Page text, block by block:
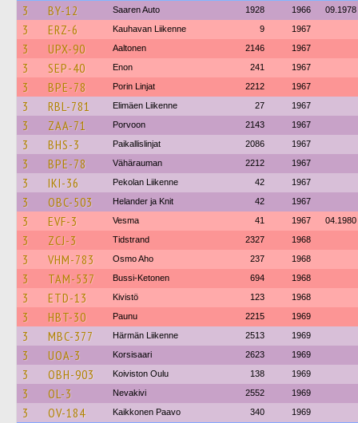
3 BY-12 Saaren Auto 1928 1966 09.1978
3 ERZ-6 Kauhavan Liikenne 9 1967
3 UPX-90 Aaltonen 2146 1967
3 SEP-40 Enon 241 1967
3 BPE-78 Porin Linjat 2212 1967
3 RBL-781 Elimäen Liikenne 27 1967
3 ZAA-71 Porvoon 2143 1967
3 BHS-3 Paikallislinjat 2086 1967
3 BPE-78 Vähärauman 2212 1967
3 IKI-36 Pekolan Liikenne 42 1967
3 OBC-503 Helander ja Knit 42 1967
3 EVF-3 Vesma 41 1967 04.1980
3 ZCJ-3 Tidstrand 2327 1968
3 VHM-783 Osmo Aho 237 1968
3 TAM-537 Bussi-Ketonen 694 1968
3 ETD-13 Kivistö 123 1968
3 HBT-30 Paunu 2215 1969
3 MBC-377 Härmän Liikenne 2513 1969
3 UOA-3 Korsisaari 2623 1969
3 OBH-903 Koiviston Oulu 138 1969
3 OL-3 Nevakivi 2552 1969
3 OV-184 Kaikkonen Paavo 340 1969